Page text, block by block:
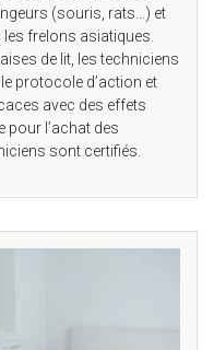
(souris, rats…) et
frelons asiatiques.
de lit, les techniciens
protocole d’action et
avec des effets
pour l’achat des
sont certifiés.